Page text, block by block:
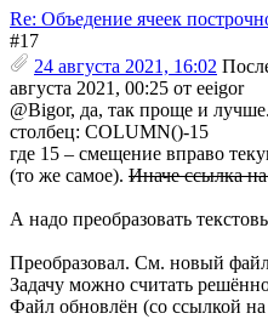
Re: Объедение ячеек
#17
24 августа 2021, 16:02
августа 2021, 00:25 от eeigor
@Bigor, да, так проще и
столбец: COLUMN()-15
где 15 – смещение вправо
(то же самое). Иначе ссылка
А надо преобразовать
Преобразовал. См. новый
Задачу можно считать
Файл обновлён (со ссылкой на